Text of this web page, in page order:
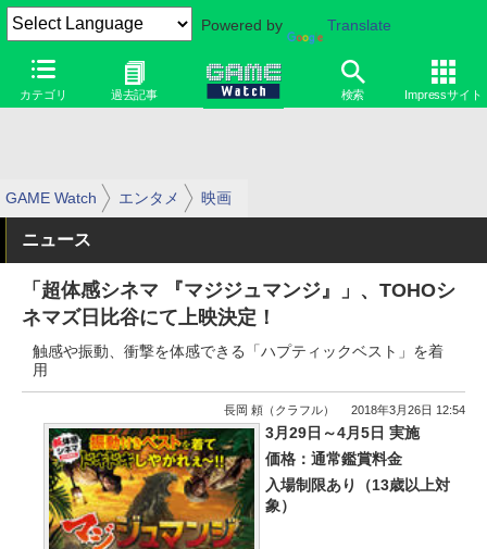
Powered by Translate
カテゴリ 過去記事 検索 Impressサイト
GAME Watch エンタメ 映画
ニュース
「超体感シネマ 『マジジュマンジ』」、TOHOシ
ネマズ日比谷にて上映決定！
触感や振動、衝撃を体感できる「ハプティックベスト」を着
用
長岡 頼（クラフル） 2018年3月26日 12:54
3月29日～4月5日 実施
価格：通常鑑賞料金
入場制限あり（13歳以上対
象）